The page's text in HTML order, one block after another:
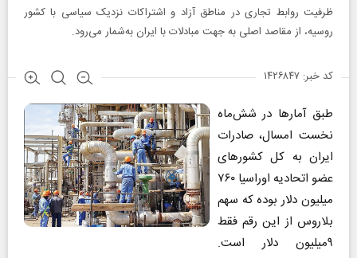
ظرفیت روابط تجاری در مناطق آزاد و اشتراکات نزدیک سیاسی با کشور
روسیه، از مقاصد اصلی به جهت مبادلات با ایران به‌شمار می‌رود.
کد خبر: ۱۴۲۶۸۴۷
طبق آمارها در شش‌ماه
نخست امسال، صادرات
ایران به کل کشورهای
عضو اتحادیه اوراسیا ۷۶۰
میلیون دلار بوده که سهم
بلاروس از این رقم فقط
۹میلیون دلار است.